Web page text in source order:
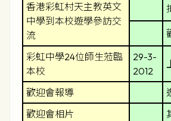
香港彩虹村天主教英文
中學到本校遊學參訪交
流
彩虹中學24位師生蒞臨
本校
29-3-
2012
歡迎會報導
歡迎會相片